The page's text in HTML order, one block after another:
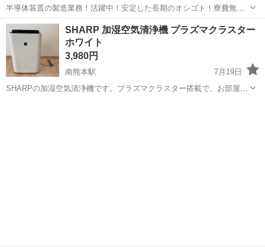
半導体装置の製造業務！活躍中！安定した長期のオシゴト！寮費無料
★赴任旅費会社負担◎20代～40代の男性活躍中★未経験活躍中！高時
給1,500円！《大分県中津市》 人気の工場のお仕事 ◇半導体装置内部
のシート製造◇ ＊クリー...
大分 中津市 東中津駅 その他
SHARP 加湿空気清浄機 プラズマクラスター
ホワイト
3,980円
南熊本駅
7月19日
SHARPの加湿空気清浄機です。プラズマクラスター搭載で、お部屋の